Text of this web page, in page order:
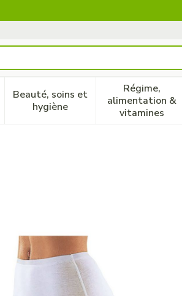
Beauté, soins et
hygièneAfficher le sous-menu pour
Régime,
alimentation &
vitamines
Afficher
1245 Slip Tricot